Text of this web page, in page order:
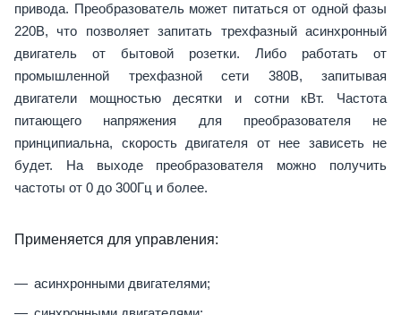
привода. Преобразователь может питаться от одной фазы
220В, что позволяет запитать трехфазный асинхронный
двигатель от бытовой розетки. Либо работать от
промышленной трехфазной сети 380В, запитывая
двигатели мощностью десятки и сотни кВт. Частота
питающего напряжения для преобразователя не
принципиальна, скорость двигателя от нее зависеть не
будет. На выходе преобразователя можно получить
частоты от 0 до 300Гц и более.
Применяется для управления:
асинхронными двигателями;